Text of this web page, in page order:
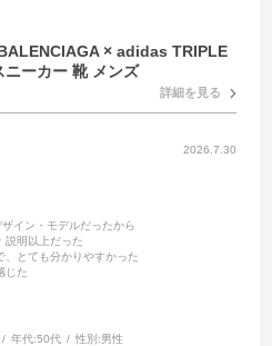
× adidas TRIPLE
ニーカー 靴 メンズ
詳細を見る
2026.7.30
イン・モデルだったから
以上だった
ても分かりやすかった
た
年代:50代 性別:男性